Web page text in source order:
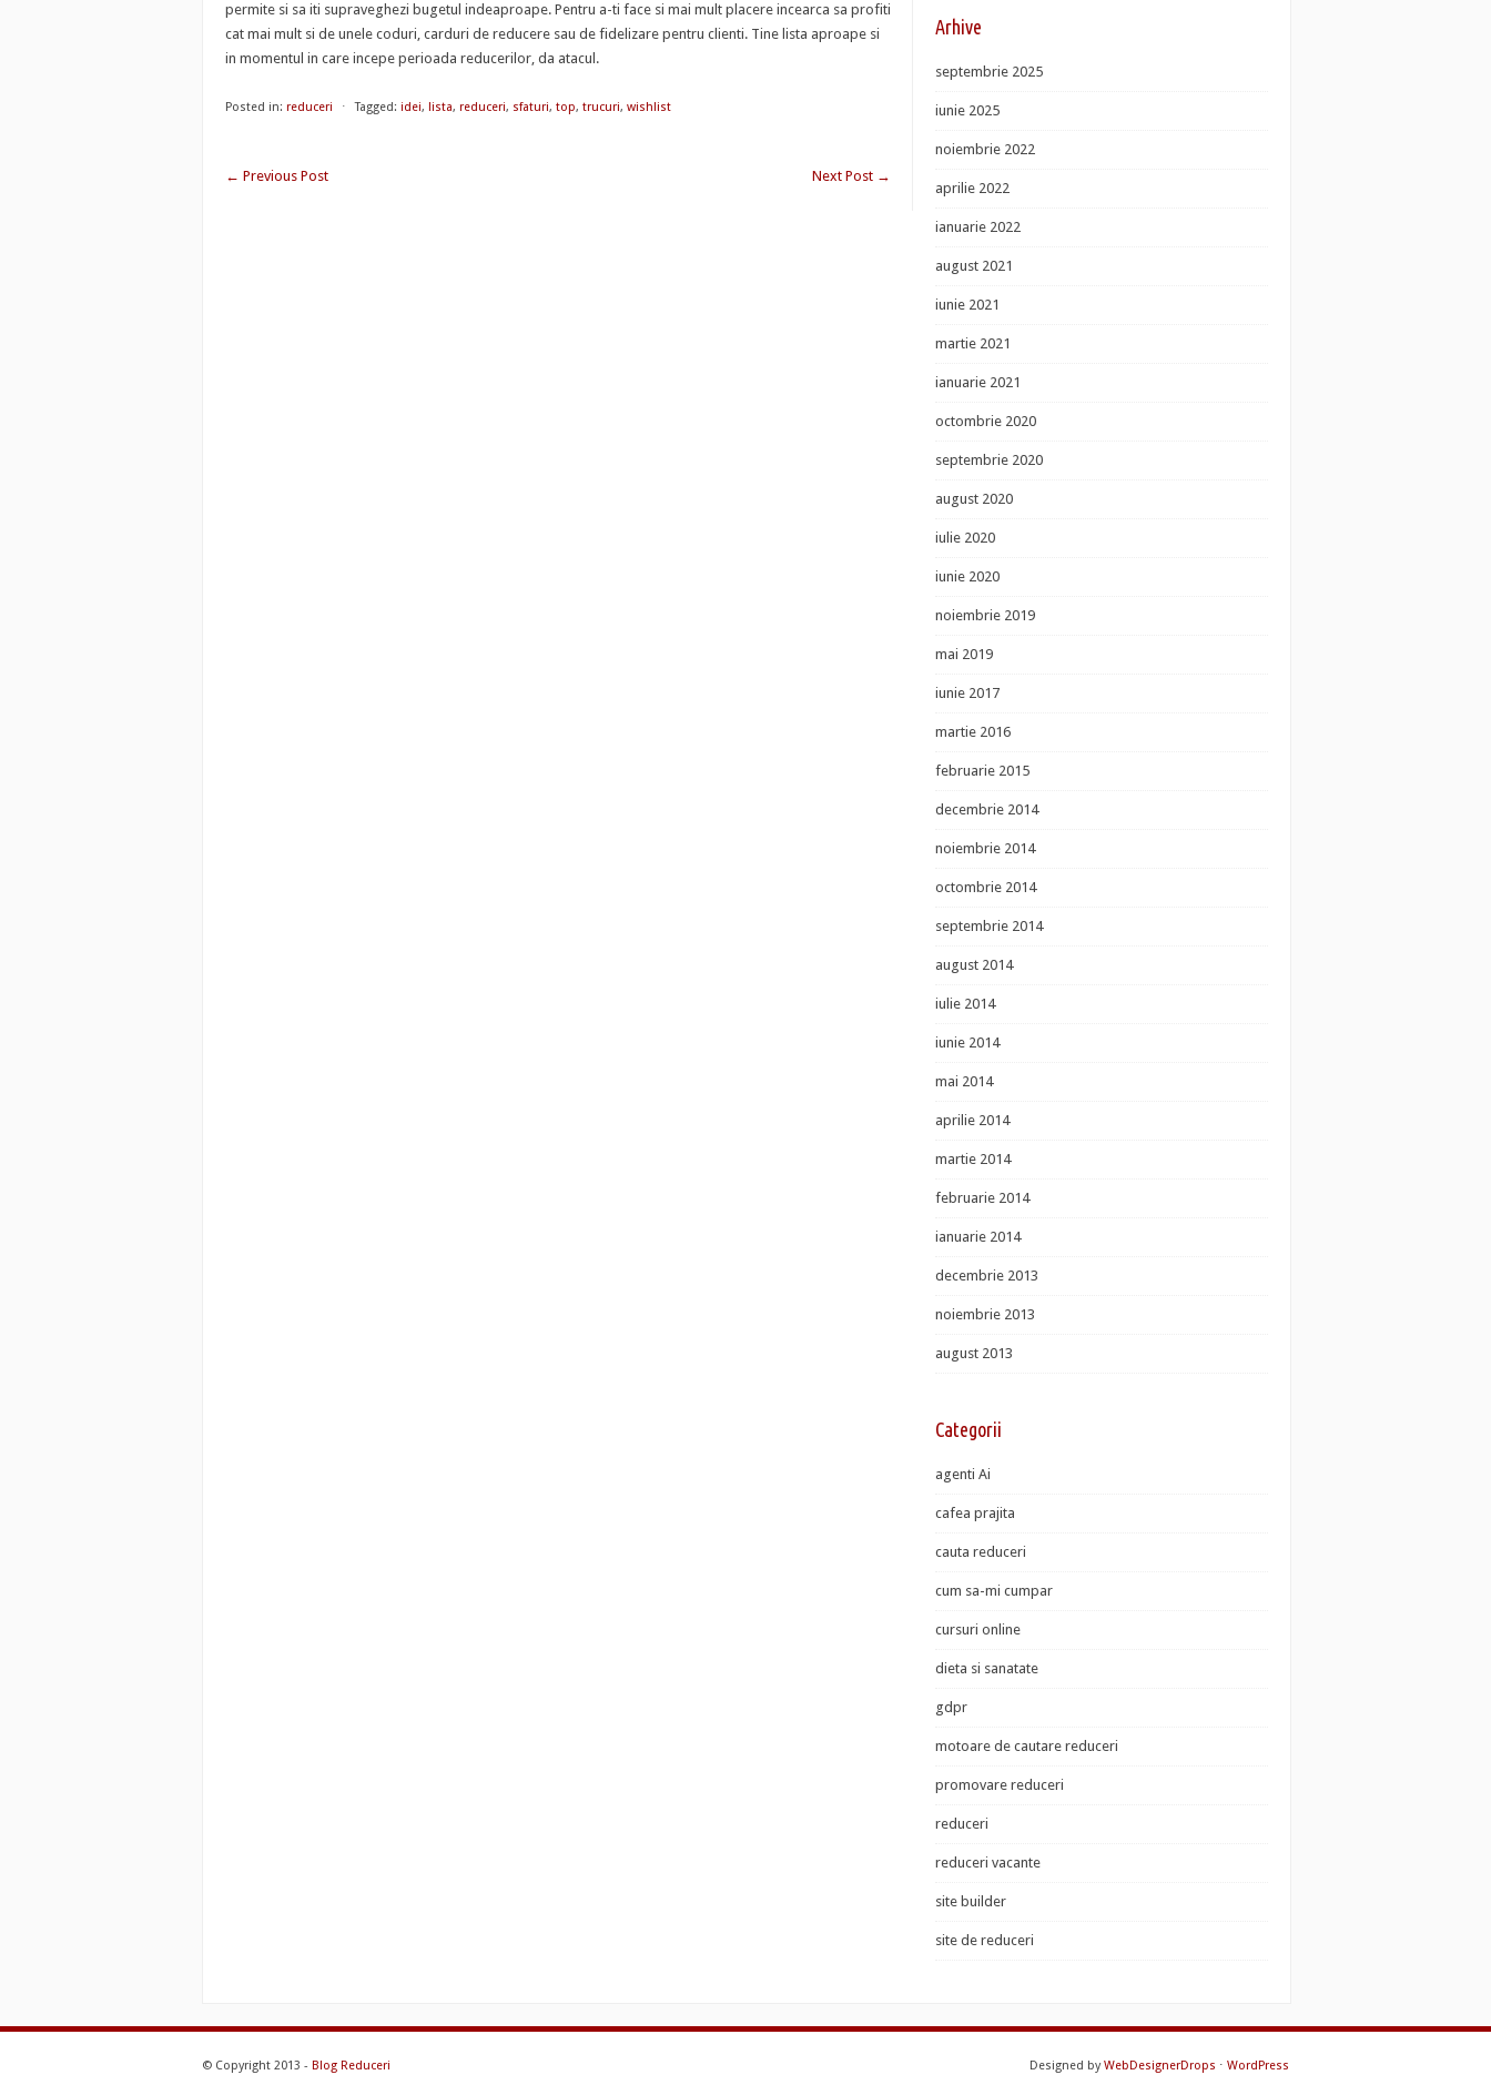
permite si sa iti supraveghezi bugetul indeaproape. Pentru a-ti face si mai mult placere incearca sa profiti
cat mai mult si de unele coduri, carduri de reducere sau de fidelizare pentru clienti. Tine lista aproape si
in momentul in care incepe perioada reducerilor, da atacul.
Posted in: reduceri ⋅ Tagged: idei, lista, reduceri, sfaturi, top, trucuri, wishlist
← Previous Post Next Post →
Arhive
septembrie 2025
iunie 2025
noiembrie 2022
aprilie 2022
ianuarie 2022
august 2021
iunie 2021
martie 2021
ianuarie 2021
octombrie 2020
septembrie 2020
august 2020
iulie 2020
iunie 2020
noiembrie 2019
mai 2019
iunie 2017
martie 2016
februarie 2015
decembrie 2014
noiembrie 2014
octombrie 2014
septembrie 2014
august 2014
iulie 2014
iunie 2014
mai 2014
aprilie 2014
martie 2014
februarie 2014
ianuarie 2014
decembrie 2013
noiembrie 2013
august 2013
Categorii
agenti Ai
cafea prajita
cauta reduceri
cum sa-mi cumpar
cursuri online
dieta si sanatate
gdpr
motoare de cautare reduceri
promovare reduceri
reduceri
reduceri vacante
site builder
site de reduceri
© Copyright 2013 - Blog Reduceri Designed byWebDesignerDrops ⋅ WordPress